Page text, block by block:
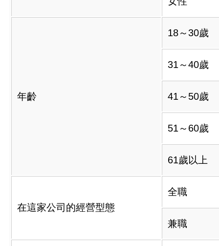
年齡
18～30歲
31～40歲
41～50歲
51～60歲
61歲以上
在這家公司的經營型態
全職
兼職